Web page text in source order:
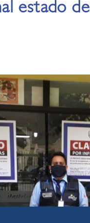
estado de